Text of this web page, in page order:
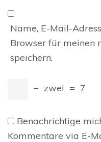
Name, E-Mail-
Browser für meinen
speichern.
− zwei = 7
Benachrichtige
Kommentare via E-